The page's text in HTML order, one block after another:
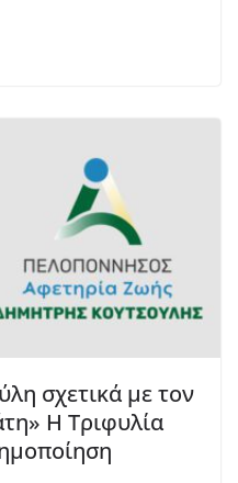
σχετικά με τον
Η Τριφυλία